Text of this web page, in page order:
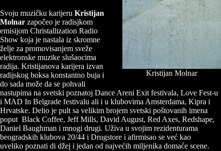
Kristijan Molnar
Svoju muzičku karijeru Kristijan
Molnar započeo je radisjkom
emisijom Christallization Radio
Show koja je nastala iz skromne
želje za promovisanjem sveže
elektronske muzike slušaocima
radija. Kristijanova karijera izvan
radijskog boksa konstantno buja i
do sada može da se pohvali
nastupima na svetski poznatoj Dance Areni Exit festivala, Love Fest-u
i MAD In Belgrade festivalu ali i u klubovima Amsterdama, Kipra i
Hrvatske. Delio je pult sa velikim brojem svetski poštovanih imena
poput Black Coffee, Jeff Mills, David August, Red Axes, Redshape,
Daniel Baughman i mnogi drugi. Uživa u svojim rezidenturama
beogradskih klubova 20/44 i Drugstore i afirmisao se već kao
uveliko poznati di džej i jedan od najvećih miljenika domaće scene.